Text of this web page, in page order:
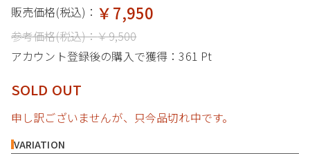
販売価格(税込)： ￥7,950
参考価格(税込)：￥9,500
アカウント登録後の購入で獲得：361 Pt
SOLD OUT
申し訳ございませんが、只今品切れ中です。
VARIATION